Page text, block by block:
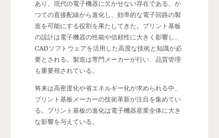
あり、現代の電子機器に欠かせない存在である。か
つての直接配線から進化し、効率的な電子回路の製
造を可能にする役割を果たしてきた。プリント基板
の設計は電子機器の性能や信頼性に大きく影響し、
CADソフトウェアを活用した高度な技術と知識が必
要とされる。製造は専門メーカーが行い、品質管理
も重要視されている。
将来は高密度化や省エネルギー化が求められる中、
プリント基板メーカーの技術革新が注目を集めてい
る。プリント基板の進化は電子機器産業全体に大き
な影響を与えている。